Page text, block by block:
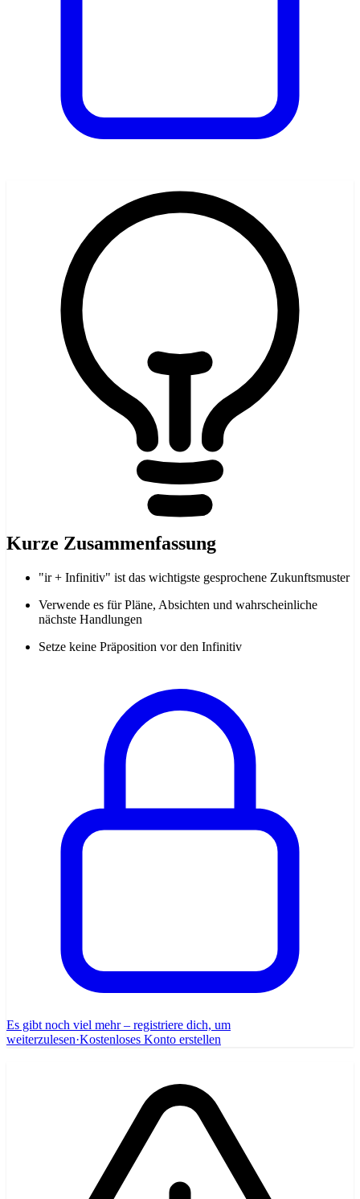
Kurze Zusammenfassung
"ir + Infinitiv" ist das wichtigste gesprochene Zukunftsmuster
Verwende es für Pläne, Absichten und wahrscheinliche
nächste Handlungen
Setze keine Präposition vor den Infinitiv
Es gibt noch viel mehr – registriere dich, um
weiterzulesen·Kostenloses Konto erstellen